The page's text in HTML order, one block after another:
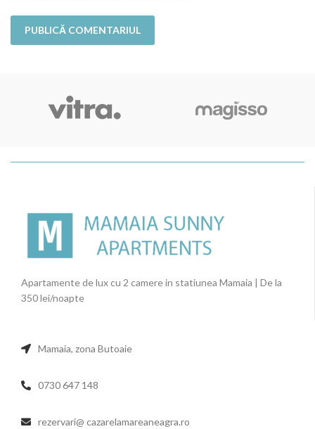
Apartamente de lux cu 2 camere in statiunea Mamaia | De la
350 lei/noapte
Mamaia, zona Butoaie
0730 647 148
rezervari@ cazarelamareaneagra.ro